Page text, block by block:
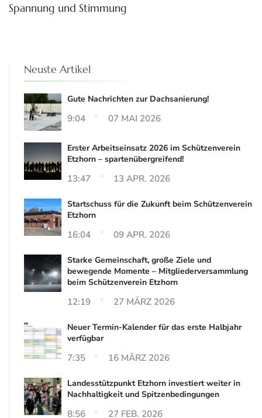
Spannung und Stimmung
Neuste Artikel
Gute Nachrichten zur Dachsanierung!
9:04 07 MAI 2026
Erster Arbeitseinsatz 2026 im Schützenverein
Etzhorn – spartenübergreifend!
13:47 13 APR. 2026
Startschuss für die Zukunft beim Schützenverein
Etzhorn
16:04 09 APR. 2026
Starke Gemeinschaft, große Ziele und
bewegende Momente – Mitgliederversammlung
beim Schützenverein Etzhorn
12:19 27 MÄRZ 2026
Neuer Termin-Kalender für das erste Halbjahr
verfügbar
7:35 16 MÄRZ 2026
Landesstützpunkt Etzhorn investiert weiter in
Nachhaltigkeit und Spitzenbedingungen
8:56 27 FEB. 2026